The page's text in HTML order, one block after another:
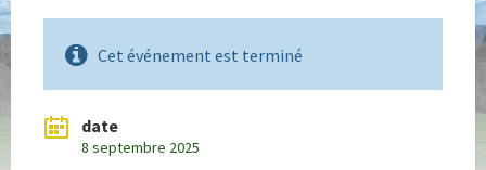
Cet événement est terminé
date
8 septembre 2025